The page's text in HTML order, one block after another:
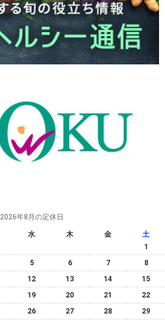
2026年8月の定休日
水 木 金
土
1
5 6 7
8
12 13 14
15
19 20 21
22
26 27 28
29